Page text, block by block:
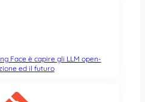
Face è capire gli LLM open-
ed il futuro